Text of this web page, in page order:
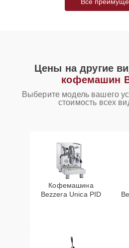
Цены на другие
кофемашин
Выберите модель вашего
стоимость всех
Кофемашина
Bezzera Unica PID